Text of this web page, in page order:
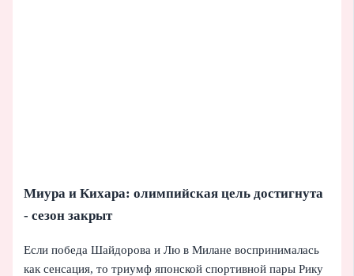
Миура и Кихара: олимпийская цель достигнута
- сезон закрыт
Если победа Шайдорова и Лю в Милане воспринималась
как сенсация, то триумф японской спортивной пары Рику